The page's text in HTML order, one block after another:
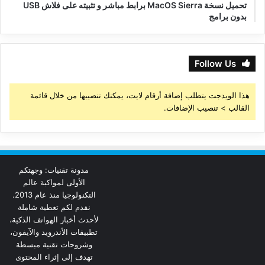
تحميل نسخة MacOS Sierra برابط مباشر و تثبيته على فلاش USB
بدون برامج
Follow Us
هذا الويدجت يتطلب إضافة أرقام لايت، يمكنك تنصيبها من خلال قائمة
القالب > تنصيب الإضافات.
مدونة تقنيات: وجهتكم
الأولى لمواكبة عالم
التكنولوجيا منذ عام 2013.
نقدم لكم تغطية شاملة
لأحدث أخبار الهواتف الذكية،
تطبيقات الأندرويد والآيفون،
وشروحات تقنية مبسطة
تهدف إلى إثراء المحتوى